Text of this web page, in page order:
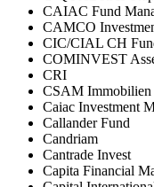
CAIAC Fund
CAMCO
CIC/CIAL CH
COMINVEST
CRI
CSAM
Caiac Investment
Callander Fund
Candriam
Cantrade Invest
Capita Financial